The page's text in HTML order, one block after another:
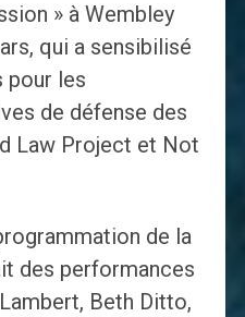
» à Wembley
qui a sensibilisé
pour les
de défense des
Law Project et Not
de la
des performances
Beth Ditto,